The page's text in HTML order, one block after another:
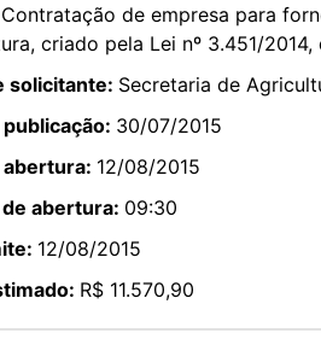
Contratação de empresa para
criado pela Lei nº 3.451/
solicitante: Secretaria de
30/07/2015
abertura: 12/08/2015
abertura: 09:30
12/08/2015
R$ 11.570,90